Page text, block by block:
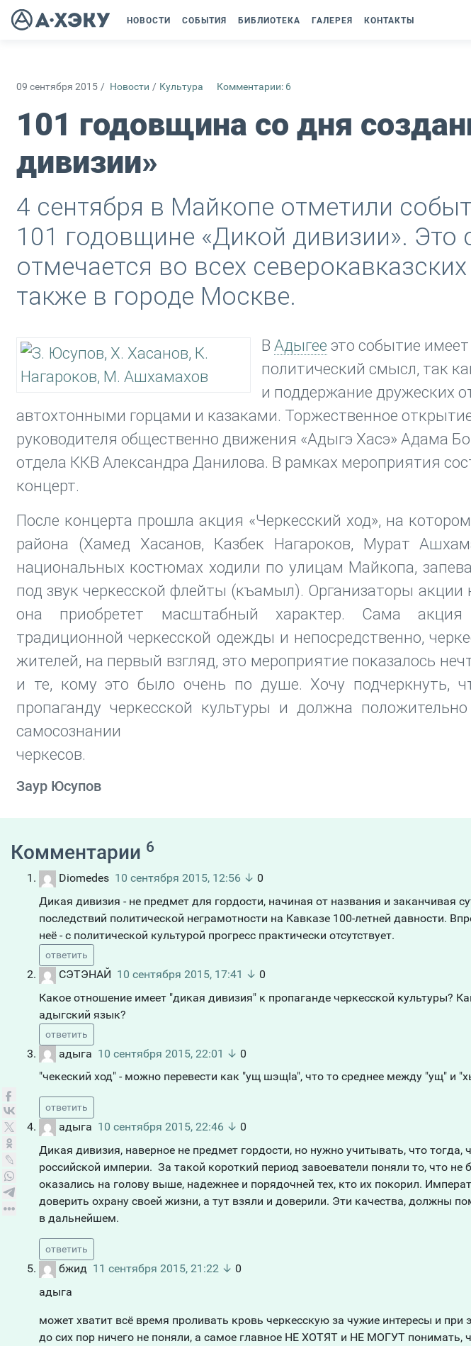
НОВОСТИ СОБЫТИЯ БИБЛИОТЕКА ГАЛЕРЕЯ КОНТАКТЫ
09 сентября 2015 / Новости / Культура Комментарии: 6
101 годовщина со дня
дивизии»
4 сентября в Майкопе отметили
101 годовщине «Дикой дивизии».
отмечается во всех
также в городе Москве.
В Адыгее это событие
политический смысл, так
и поддержание дружеских
автохтонными горцами и казаками. Торжественное
руководителя общественно движения «Адыгэ Хасэ» Адама
отдела ККВ Александра Данилова. В рамках мероприятия
концерт.
После концерта прошла акция «Черкесский ход», на
района (Хамед Хасанов, Казбек Нагароков, Мурат
национальных костюмах ходили по улицам Майкопа,
под звук черкесской флейты (къамыл). Организаторы
она приобретет масштабный характер. Сама акция
традиционной черкесской одежды и непосредственно,
жителей, на первый взгляд, это мероприятие показалось
и те, кому это было очень по душе. Хочу подчеркнуть,
пропаганду черкесской культуры и должна
самосознании
Заур Юсупов
Комментарии 6
Diomedes 10 сентября 2015, 12:56 ↓ 0
Дикая дивизия - не предмет для гордости, начиная от названия и заканчивая
последствий политической неграмотности на Кавказе 100-летней давности.
неё - с политической культурой прогресс практически отсутствует.
ответить
СЭТЭНАЙ 10 сентября 2015, 17:41 ↓ 0
Какое отношение имеет "дикая дивизия" к пропаганде черкесской культуры?
адыгский язык?
ответить
адыга 10 сентября 2015, 22:01 ↓ 0
"чекеский ход" - можно перевести как "ущ шэщIа", что то среднее между "ущ" и
ответить
адыга 10 сентября 2015, 22:46 ↓ 0
Дикая дивизия, наверное не предмет гордости, но нужно учитывать, что
российской империи. За такой короткий период завоеватели поняли то, что
оказались на голову выше, надежнее и порядочней тех, кто их покорил.
доверить охрану своей жизни, а тут взяли и доверили. Эти качества, должны
в дальнейшем.
ответить
бжид 11 сентября 2015, 21:22 ↓ 0
адыга
может хватит всё время проливать кровь черкесскую за чужие интересы и при
до сих пор ничего не поняли, а самое главное НЕ ХОТЯТ и НЕ МОГУТ